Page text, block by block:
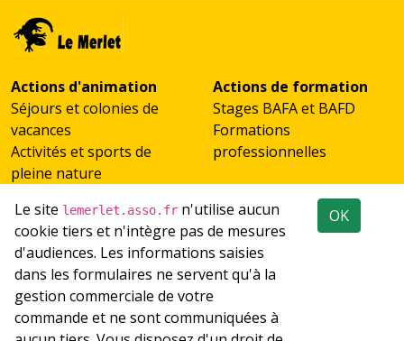
Actions d'animation
Séjours et colonies de
vacances
Activités et sports de
pleine nature
découverte
Accueil de groupes
Actions de formation
Stages BAFA et BAFD
Formations
professionnelles
Emploi
Recrutement
Les offres d'emploi du
réseau
Réseaux sociaux
Le site lemerlet.asso.fr n'utilise aucun
cookie tiers et n'intègre pas de mesures
d'audiences. Les informations saisies
dans les formulaires ne servent qu'à la
gestion commerciale de votre
commande et ne sont communiquées à
OK